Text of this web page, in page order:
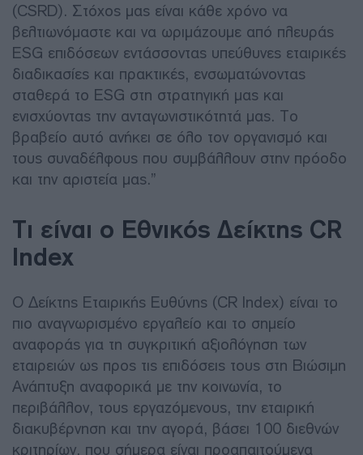
(CSRD). Στόχος μας είναι κάθε χρόνο να
βελτιωνόμαστε και να ωριμάζουμε από πλευράς
ESG επιδόσεων εντάσσοντας υπεύθυνες εταιρικές
διαδικασίες και πρακτικές, ενσωματώνοντας
σταθερά το ESG στη στρατηγική μας και
ενισχύοντας την ανταγωνιστικότητά μας. Το
βραβείο αυτό ανήκει σε όλο τον οργανισμό και
τους συναδέλφους που συμβάλλουν στην πρόοδο
και την αριστεία μας.”
Τι είναι o Εθνικός Δείκτης CR
Index
Ο Δείκτης Εταιρικής Ευθύνης (CR Index) είναι το
πιο αναγνωρισμένο εργαλείο και το σημείο
αναφοράς για τη συγκριτική αξιολόγηση των
εταιρειών ως προς τις επιδόσεις τους στη Βιώσιμη
Ανάπτυξη αναφορικά με την κοινωνία, το
περιβάλλον, τους εργαζόμενους, την εταιρική
διακυβέρνηση και την αγορά, βάσει 100 διεθνών
κριτηρίων, που σήμερα είναι προαπαιτούμενα